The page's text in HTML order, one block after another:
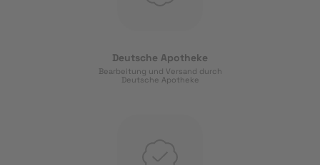
Deutsche Apotheke
Bearbeitung und Versand durch
Deutsche Apotheke